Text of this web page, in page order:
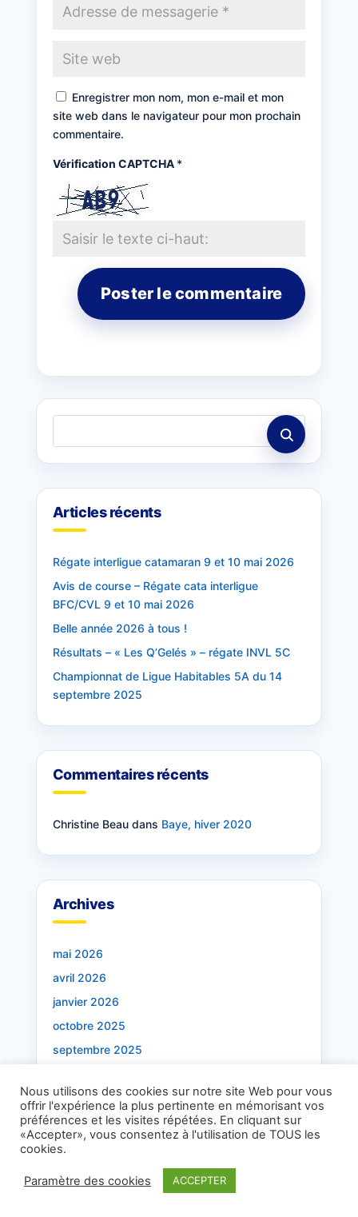
Enregistrer mon nom, mon e-mail et mon
site web dans le navigateur pour mon prochain
commentaire.
Vérification CAPTCHA *
Articles récents
Régate interligue catamaran 9 et 10 mai 2026
Avis de course – Régate cata interligue
BFC/CVL 9 et 10 mai 2026
Belle année 2026 à tous !
Résultats – « Les Q’Gelés » – régate INVL 5C
Championnat de Ligue Habitables 5A du 14
septembre 2025
Commentaires récents
Christine Beaudans Baye, hiver 2020
Archives
mai 2026
avril 2026
janvier 2026
octobre 2025
septembre 2025
juillet 2025
mai 2025
avril 2025
Nous utilisons des cookies sur notre site Web pour vous
offrir l'expérience la plus pertinente en mémorisant vos
préférences et les visites répétées. En cliquant sur
«Accepter», vous consentez à l'utilisation de TOUS les
cookies.
Paramètre des cookies ACCEPTER